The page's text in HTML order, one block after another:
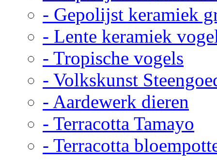
- Gepolijst keramiek
- Lente keramiek
- Tropische vogels
- Volkskunst
- Aardewerk dieren
- Terracotta Tamayo
- Terracotta